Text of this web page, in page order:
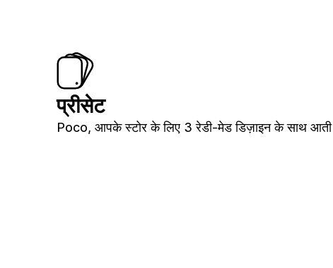
प्रीसेट
Poco, आपके स्टोर के लिए 3 रेडी-मेड डिज़ाइन के साथ